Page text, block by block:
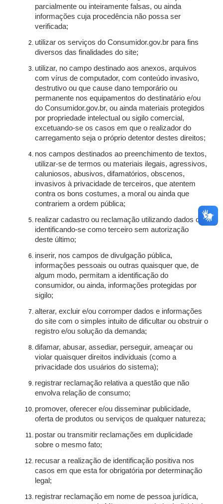
parcialmente ou inteiramente falsas, ou ainda
informações cuja procedência não possa ser
verificada;
utilizar os serviços do Consumidor.gov.br para fins
diversos das finalidades do site;
utilizar, no campo destinado aos anexos, arquivos
com vírus de computador, com conteúdo invasivo,
destrutivo ou que cause dano temporário ou
permanente nos equipamentos do destinatário e/ou
do Consumidor.gov.br, ou ainda materiais protegidos
por propriedade intelectual ou sigilo comercial,
excetuando-se os casos em que o realizador do
carregamento seja o próprio detentor destes direitos;
nos campos destinados ao preenchimento de textos,
utilizar-se de termos ou materiais ilegais, agressivos,
caluniosos, abusivos, difamatórios, obscenos,
invasivos à privacidade de terceiros, que atentem
contra os bons costumes, a moral ou ainda que
contrariem a ordem pública;
realizar cadastro ou reclamação utilizando dados ou
identificando-se como terceiro sem autorização
deste último;
inserir, nos campos de divulgação pública,
informações pessoais ou outras quaisquer que, de
algum modo, permitam a identificação do
consumidor, ou ainda, informações protegidas por
sigilo;
alterar, excluir e/ou corromper dados e informações
do site com o simples intuito de dificultar ou obstruir o
registro e/ou solução da demanda;
difamar, abusar, assediar, perseguir, ameaçar ou
violar quaisquer direitos individuais (como a
privacidade dos usuários do sistema);
registrar reclamação relativa a questão que não
envolva relação de consumo;
promover, oferecer e/ou disseminar publicidade,
oferta de produtos ou serviços de qualquer natureza;
postar ou transmitir reclamações em duplicidade
sobre o mesmo fato;
recusar a realização de identificação positiva nos
casos em que esta for obrigatória por determinação
legal;
registrar reclamação em nome de pessoa jurídica,